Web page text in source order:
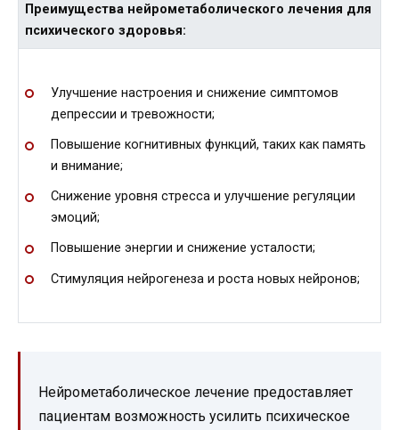
Преимущества нейрометаболического лечения для
психического здоровья:
Улучшение настроения и снижение симптомов
депрессии и тревожности;
Повышение когнитивных функций, таких как память
и внимание;
Снижение уровня стресса и улучшение регуляции
эмоций;
Повышение энергии и снижение усталости;
Стимуляция нейрогенеза и роста новых нейронов;
Нейрометаболическое лечение предоставляет
пациентам возможность усилить психическое